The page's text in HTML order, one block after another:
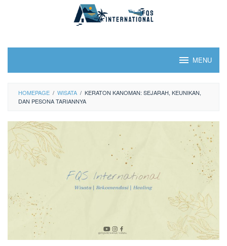
MENU
HOMEPAGE / WISATA / KERATON KANOMAN: SEJARAH, KEUNIKAN,
DAN PESONA TARIANNYA